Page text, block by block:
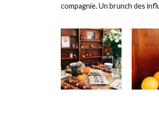
compagnie. Un brunch des